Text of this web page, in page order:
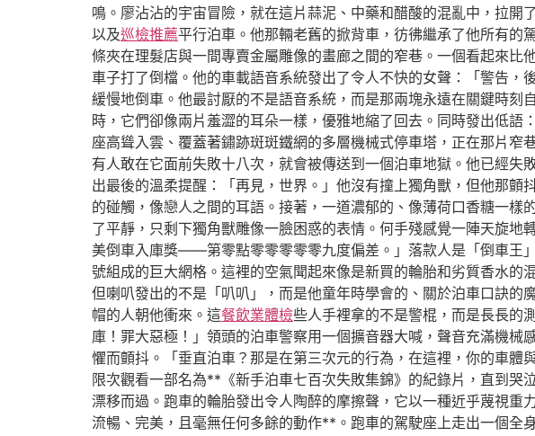
鳴。廖沾沾的宇宙冒險，就在這片蒜泥、中藥和醋酸的混亂中，拉開
以及巡檢推薦平行泊車。他那輛老舊的掀背車，彷彿繼承了他所有的
條夾在理髮店與一間專賣金屬雕像的畫廊之間的窄巷。一個看起來
車子打了倒檔。他的車載語音系統發出了令人不快的女聲：「警告
緩慢地倒車。他最討厭的不是語音系統，而是那兩塊永遠在關鍵時
時，它們卻像兩片羞澀的耳朵一樣，優雅地縮了回去。同時發出低
座高聳入雲、覆蓋著鏽跡斑斑鐵網的多層機械式停車塔，正在那片
有人敢在它面前失敗十八次，就會被傳送到一個泊車地獄。他已經
出最後的溫柔提醒：「再見，世界。」他沒有撞上獨角獸，但他那
的碰觸，像戀人之間的耳語。接著，一道濃郁的、像薄荷口香糖一
了平靜，只剩下獨角獸雕像一臉困惑的表情。何手殘感覺一陣天旋
美倒車入庫獎——第零點零零零零零九度偏差。」落款人是「倒車王
號組成的巨大網格。這裡的空氣聞起來像是新買的輪胎和劣質香水的
但喇叭發出的不是「叭叭」，而是他童年時學會的、關於泊車口訣的
帽的人朝他衝來。這餐飲業體檢些人手裡拿的不是警棍，而是長長的
庫！罪大惡極！」領頭的泊車警察用一個擴音器大喊，聲音充滿機
懼而顫抖。「垂直泊車？那是在第三次元的行為，在這裡，你的車
限次觀看一部名為**《新手泊車七百次失敗集錦》的紀錄片，直到
漂移而過。跑車的輪胎發出令人陶醉的摩擦聲，它以一種近乎蔑視重
流暢、完美，且毫無任何多餘的動作**。跑車的駕駛座上走出一個全